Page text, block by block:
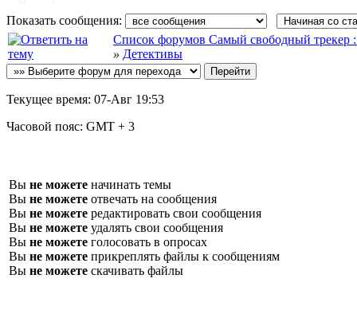
Показать сообщения:
Список форумов Самый свободный трекер
» Детективы
Текущее время: 07-Авг 19:53
Часовой пояс: GMT + 3
Вы не можете начинать темы
Вы не можете отвечать на сообщения
Вы не можете редактировать свои сообщения
Вы не можете удалять свои сообщения
Вы не можете голосовать в опросах
Вы не можете прикреплять файлы к сообщениям
Вы не можете скачивать файлы